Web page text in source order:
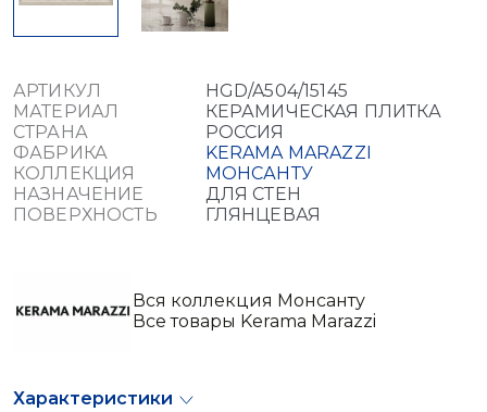
АРТИКУЛ
HGD/A504/15145
МАТЕРИАЛ
КЕРАМИЧЕСКАЯ ПЛИТКА
СТРАНА
РОССИЯ
ФАБРИКА
KERAMA MARAZZI
КОЛЛЕКЦИЯ
МОНСАНТУ
НАЗНАЧЕНИЕ
ДЛЯ СТЕН
ПОВЕРХНОСТЬ
ГЛЯНЦЕВАЯ
Вся коллекция Монсанту
Все товары Kerama Marazzi
Характеристики